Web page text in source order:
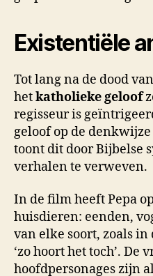
Existentiële
Tot lang na de dood
hetkatholieke geloof
regisseur is
geloof op de
toont dit door Bijbelse
verhalen te verweven.
In de film heeft Pepa
huisdieren: eenden,
van elke soort, zoals
‘zo hoort het toch’. De
hoofdpersonages zijn